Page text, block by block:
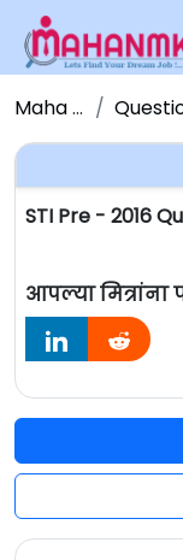
Maha NMK Question
STI Pre - 2016
आपल्या मित्रांना